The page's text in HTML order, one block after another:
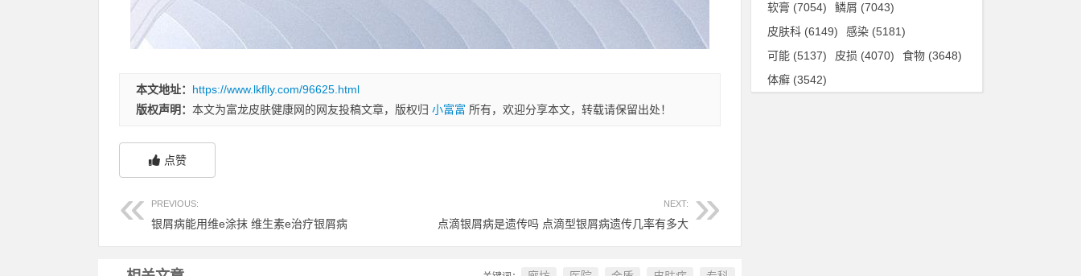
本文地址： https://www.lkflly.com/96625.html
版权声明： 本文为富龙皮肤健康网的网友投稿文章，版权归 小富富 所有，欢迎分享本文，转载请保留出处！
点赞
PREVIOUS:
银屑病能用维e涂抹 维生素e治疗银屑病
NEXT:
点滴银屑病是遗传吗 点滴型银屑病遗传几率有多大
软膏 (7054) 鳞屑 (7043)
皮肤科 (6149) 感染 (5181)
可能 (5137) 皮损 (4070) 食物 (3648)
体癣 (3542)